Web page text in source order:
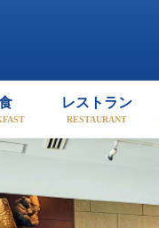
レストラン
RESTAURANT
ン鹿児